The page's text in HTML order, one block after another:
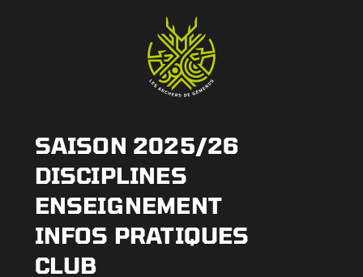
SAISON 2025/26
DISCIPLINES
ENSEIGNEMENT
INFOS PRATIQUES
CLUB